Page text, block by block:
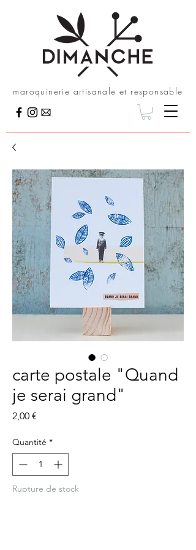
maroquinerie artisanale et responsable
carte postale "Quand
je serai grand"
2,00 €
Quantité *
Rupture de stock